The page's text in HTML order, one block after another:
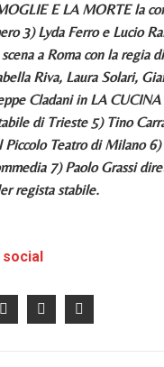
E LA MORTE la
3) Lyda Ferro e Lucio
a Roma con la regia
Riva, Laura Solari,
Cladani in LA
di Trieste 5) Tino
Piccolo Teatro di Milano
7) Paolo Grassi
regista stabile.
social